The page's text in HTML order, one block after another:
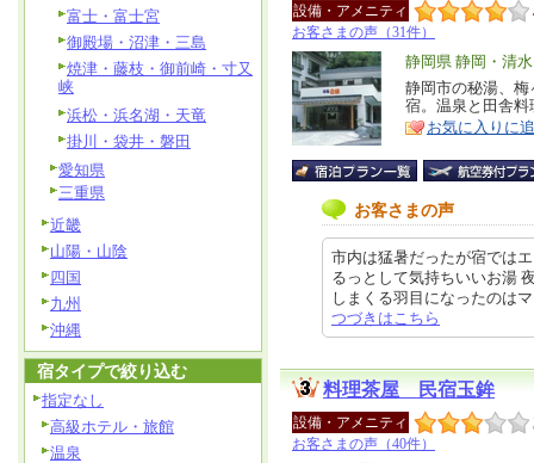
設備・アメニティ
お客さまの声（31件）
エ
リ
ア
静岡県 静岡・清水
特
徴
静岡市の秘湯、
宿。温泉と田舎
お気に入りに
お客さまの声
市内は猛暑だったが宿では
るっとして気持ちいいお湯
しまくる羽目になったのは
つづきはこちら
料理茶屋 民宿玉鉾
設備・アメニティ
お客さまの声（40件）
富士・富士宮
御殿場・沼津・三島
焼津・藤枝・御前崎・寸又
峡
浜松・浜名湖・天竜
掛川・袋井・磐田
愛知県
三重県
近畿
山陽・山陰
四国
九州
沖縄
宿タイプで絞り込む
指定なし
高級ホテル・旅館
温泉